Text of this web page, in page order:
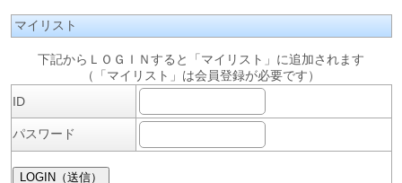
マイリスト
下記からＬＯＧＩＮすると「マイリスト」に追加されます
（「マイリスト」は会員登録が必要です）
ID
パスワード